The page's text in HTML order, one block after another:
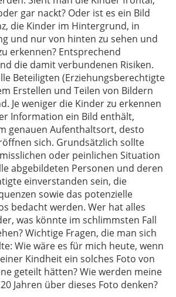
gar nackt? Oder ist es ein Bild
die Kinder im Hintergrund, in
und nur von hinten zu sehen und
erkennen? Entsprechend
die damit verbundenen Risiken.
Beteiligten (Erziehungsberechtigte
Erstellen und Teilen von Bildern
Je weniger die Kinder zu erkennen
Information ein Bild enthält,
genauen Aufenthaltsort, desto
sich. Grundsätzlich sollte
oder peinlichen Situation
abgebildeten Personen und deren
einverstanden sein, die
sowie das potenzielle
bedacht werden. Wer hat alles
was könnte im schlimmsten Fall
Wichtige Fragen, die man sich
Wie wäre es für mich heute, wenn
Kindheit ein solches Foto von
geteilt hätten? Wie werden meine
Jahren über dieses Foto denken?